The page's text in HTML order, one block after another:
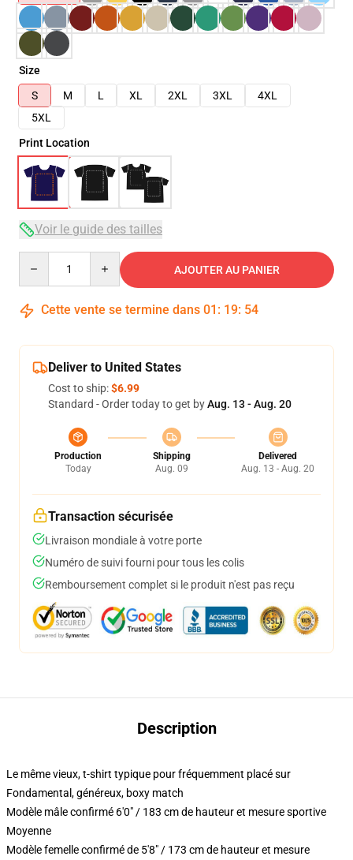
Size
S
M L XL 2XL 3XL
4XL
5XL
Print Location
Voir le guide des tailles
AJOUTER AU PANIER
Cette vente se termine dans 01 : 19: 54
Deliver to United States
Cost to ship:$6.99
Standard - Order today to get byAug. 13 - Aug. 20
Production
Today
Shipping
Aug. 09
Delivered
Aug. 13 - Aug. 20
Transaction sécurisée
Livraison mondiale à votre porte
Numéro de suivi fourni pour tous les colis
Remboursement complet si le produit n'est pas reçu
Description
Le même vieux, t-shirt typique pour fréquemment placé sur
Fondamental, généreux, boxy match
Modèle mâle confirmé 6'0" / 183 cm de hauteur et mesure sportive
Moyenne
Modèle femelle confirmé de 5'8" / 173 cm de hauteur et mesure